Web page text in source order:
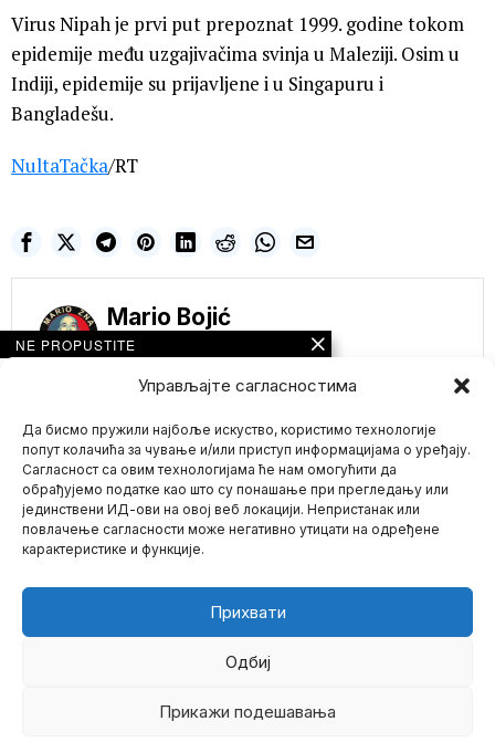
Управљајте сагласностима
Да бисмо пружили најбоље искуство, користимо технологије
попут колачића за чување и/или приступ информацијама о уређају.
Сагласност са овим технологијама ће нам омогућити да
обрађујемо податке као што су понашање при прегледању или
јединствени ИД-ови на овој веб локацији. Непристанак или
повлачење сагласности може негативно утицати на одређене
карактеристике и функције.
Прихвати
Одбиј
Прикажи подешавања
Virus Nipah je prvi put prepoznat 1999. godine tokom
epidemije među uzgajivačima svinja u Maleziji. Osim u
Indiji, epidemije su prijavljene i u Singapuru i
Bangladešu.
NultaTačka/RT
Mario Bojić
Mario zna Youtube
2026- Sva prava zadržana.
NE PROPUSTITE
OVO ČEKA I EVROPU
A ONDA SLEDI HAOS!
KAMIONDŽIJA U
AMERICI REKLO
VELIKO „NE“
BAJDENOVOJ
OBAVEZNOJ
VAKCINACIJI (VIDEO)
Milioni kamiondžija se
protive nalogu
Bajdena za vakcinaciju
DŽO ROGAN: NISAM
VAKCINISAN, NEĆU
DA SE VAKCINIŠEM,
IMAM ANTITELA
Rogan ponovio je svoju